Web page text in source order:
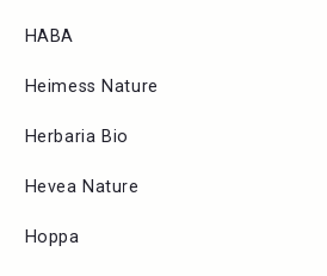
HABA
Heimess Nature
Herbaria Bio
Hevea Nature
Hoppa